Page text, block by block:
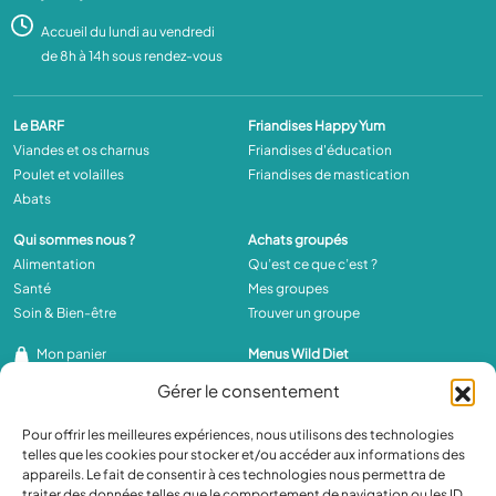
Gérer le consentement
Pour offrir les meilleures expériences, nous utilisons des technologies
telles que les cookies pour stocker et/ou accéder aux informations des
appareils. Le fait de consentir à ces technologies nous permettra de
Accueil du lundi au vendredi
de 8h à 14h sous rendez-vous
Le BARF
Viandes et os charnus
Poulet et volailles
Abats
Friandises Happy Yum
Friandises d'éducation
Friandises de mastication
Qui sommes nous ?
Alimentation
Santé
Soin & Bien-être
Achats groupés
Qu’est ce que c’est ?
Mes groupes
Trouver un groupe
Mon panier
Menus Wild Diet
Pour Chat
Compléments
En poudre
Huiles
Livraison
Chronofresh
Réfrigérée